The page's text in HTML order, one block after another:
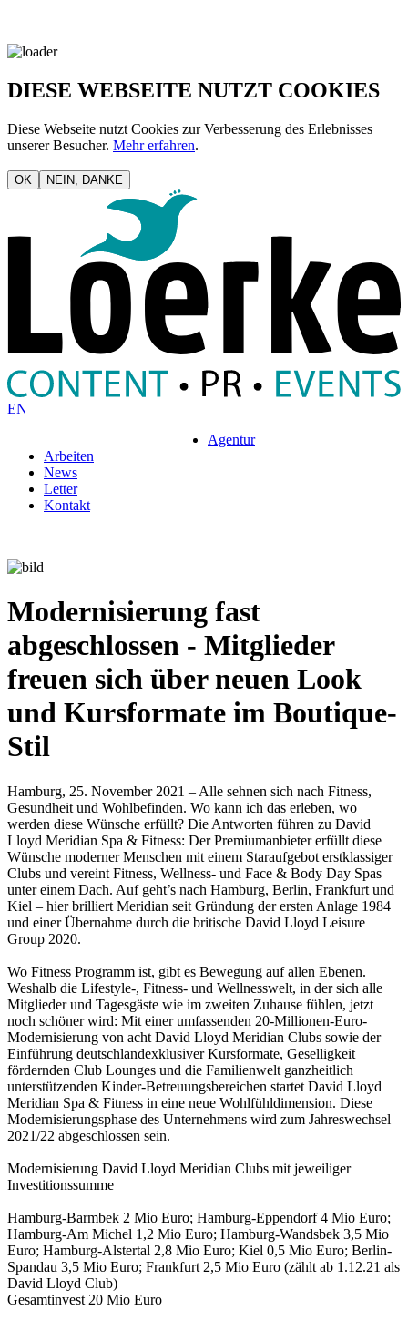
DIESE WEBSEITE NUTZT COOKIES
Diese Webseite nutzt Cookies zur Verbesserung des Erlebnisses
unserer Besucher. Mehr erfahren.
OK NEIN, DANKE
EN
Agentur
Arbeiten
News
Letter
Kontakt
Modernisierung fast
abgeschlossen - Mitglieder
freuen sich über neuen Look
und Kursformate im Boutique-
Stil
Hamburg, 25. November 2021 – Alle sehnen sich nach Fitness,
Gesundheit und Wohlbefinden. Wo kann ich das erleben, wo
werden diese Wünsche erfüllt? Die Antworten führen zu David
Lloyd Meridian Spa & Fitness: Der Premiumanbieter erfüllt diese
Wünsche moderner Menschen mit einem Staraufgebot erstklassiger
Clubs und vereint Fitness, Wellness- und Face & Body Day Spas
unter einem Dach. Auf geht’s nach Hamburg, Berlin, Frankfurt und
Kiel – hier brilliert Meridian seit Gründung der ersten Anlage 1984
und einer Übernahme durch die britische David Lloyd Leisure
Group 2020.
Wo Fitness Programm ist, gibt es Bewegung auf allen Ebenen.
Weshalb die Lifestyle-, Fitness- und Wellnesswelt, in der sich alle
Mitglieder und Tagesgäste wie im zweiten Zuhause fühlen, jetzt
noch schöner wird: Mit einer umfassenden 20-Millionen-Euro-
Modernisierung von acht David Lloyd Meridian Clubs sowie der
Einführung deutschlandexklusiver Kursformate, Geselligkeit
fördernden Club Lounges und die Familienwelt ganzheitlich
unterstützenden Kinder-Betreuungsbereichen startet David Lloyd
Meridian Spa & Fitness in eine neue Wohlfühldimension. Diese
Modernisierungsphase des Unternehmens wird zum Jahreswechsel
2021/22 abgeschlossen sein.
Modernisierung David Lloyd Meridian Clubs mit jeweiliger
Investitionssumme
Hamburg-Barmbek 2 Mio Euro; Hamburg-Eppendorf 4 Mio Euro;
Hamburg-Am Michel 1,2 Mio Euro; Hamburg-Wandsbek 3,5 Mio
Euro; Hamburg-Alstertal 2,8 Mio Euro; Kiel 0,5 Mio Euro; Berlin-
Spandau 3,5 Mio Euro; Frankfurt 2,5 Mio Euro (zählt ab 1.12.21 als
David Lloyd Club)
Gesamtinvest 20 Mio Euro